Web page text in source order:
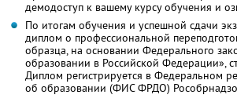
демодоступ к вашему курсу обучения и
По итогам обучения и успешной сдачи
диплом о профессиональной
образца, на основании Федерального
образовании в Российской Федерации»,
Диплом регистрируется в Федеральном
об образовании (ФИС ФРДО)